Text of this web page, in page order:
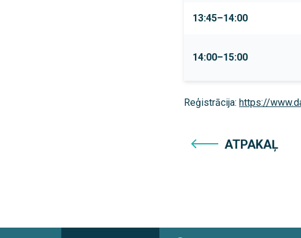
13:45–14:00
14:00–15:00
Reģistrācija: https://
ATPAKAĻ